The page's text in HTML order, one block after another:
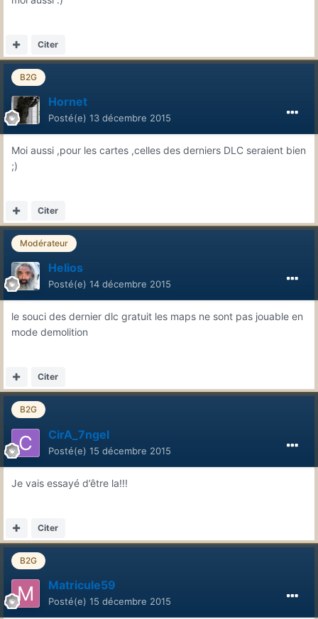
Citer
B2G
Hornet
Posté(e) 13 décembre 2015
Moi aussi ,pour les cartes ,celles des derniers DLC seraient bien
;)
Citer
Modérateur
Helios
Posté(e) 14 décembre 2015
le souci des dernier dlc gratuit les maps ne sont pas jouable en
mode demolition
Citer
B2G
CirA_7ngel
Posté(e) 15 décembre 2015
Je vais essayé d’être la!!!
Citer
B2G
Matricule59
Posté(e) 15 décembre 2015